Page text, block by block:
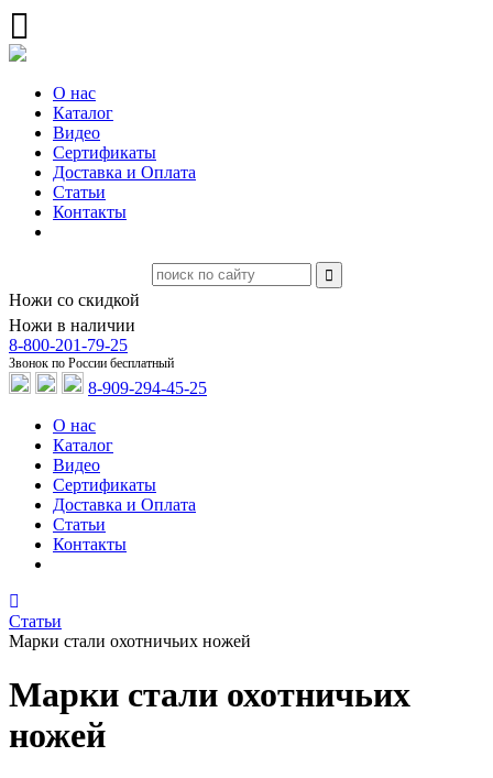
О нас
Каталог
Видео
Сертификаты
Доставка и Оплата
Статьи
Контакты
Ножи в наличии
Ножи со скидкой
8-800-201-79-25
Звонок по России бесплатный
8-909-294-45-25
О нас
Каталог
Видео
Сертификаты
Доставка и Оплата
Статьи
Контакты
Статьи
Марки стали охотничьих ножей
Марки стали охотничьих
ножей